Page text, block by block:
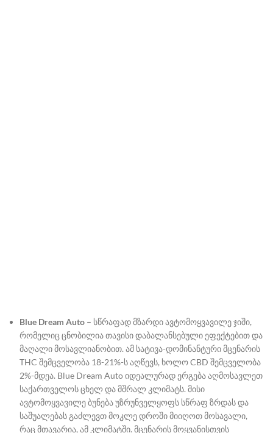
Blue Dream Auto – სწრაფად მზარდი ავტომოყვავილე ჯიში,
რომელიც ცნობილია თავისი დაბალანსებული ეფექტებით და
მაღალი მოსავლიანობით. ამ სატივა-დომინანტური მცენარის
THC შემცველობა 18-21%-ს აღწევს, ხოლო CBD შემცველობა
2%-მდეა. Blue Dream Auto იდეალურად ერგება აღმოსავლეთ
საქართველოს ცხელ და მშრალ კლიმატს. მისი
ავტომოყვავილე ბუნება უზრუნველყოფს სწრაფ ზრდას და
საშუალებას გაძლევთ მოკლე დროში მიიღოთ მოსავალი,
რაც მთავარია, ამ კლიმატში. მცენარის მოყვანისთვის